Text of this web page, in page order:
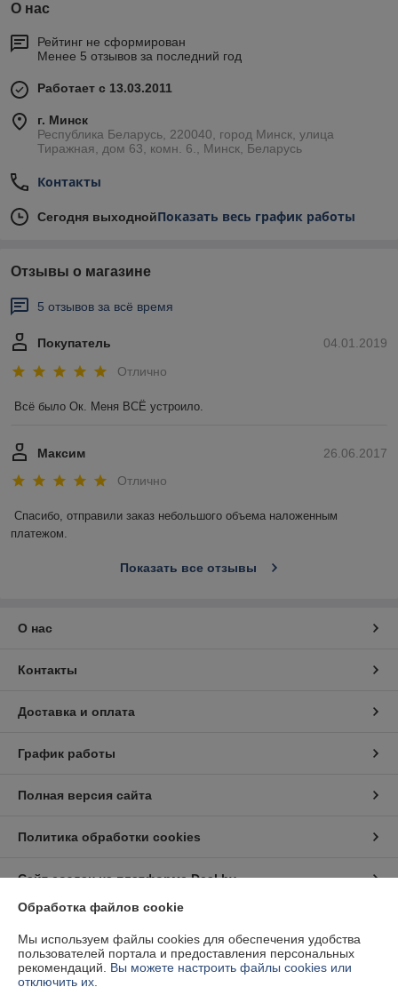
О нас
Рейтинг не сформирован
Менее 5 отзывов за последний год
Работает с 13.03.2011
г. Минск
Республика Беларусь, 220040, город Минск, улица
Тиражная, дом 63, комн. 6., Минск, Беларусь
Контакты
Сегодня выходнойПоказать весь график работы
Отзывы о магазине
5 отзывов за всё время
04.01.2019
Покупатель
Отлично
Всё было Ок. Меня ВСЁ устроило.
26.06.2017
Максим
Отлично
Спасибо, отправили заказ небольшого объема наложенным
платежом.
Показать все отзывы
О нас
Контакты
Доставка и оплата
График работы
Полная версия сайта
Политика обработки cookies
Сайт создан на платформе Deal.by
Информация для покупателя
Юридическое лицо:Частное предприятие "Белэнергодеталь"
220040, г. Минск, ул. Тиражная д. 63, комн. 6
Обработка файлов cookie
Мы используем файлы cookies для обеспечения удобства
пользователей портала и предоставления персональных
рекомендаций. Вы можете настроить файлы cookies или
отключить их.